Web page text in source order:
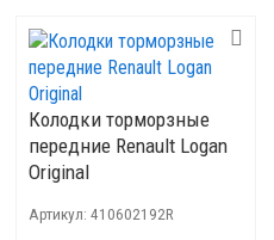
Колодки торморзные
передние Renault Logan
Original
Артикул: 410602192R